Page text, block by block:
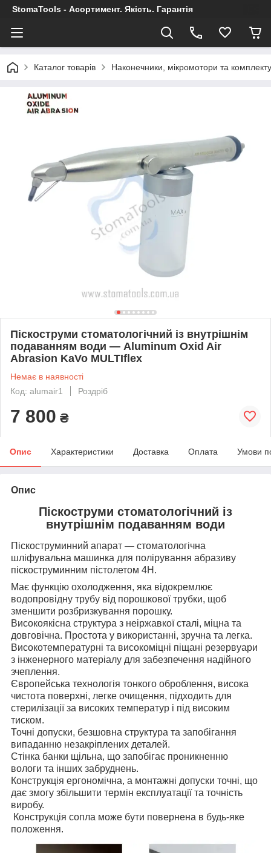
StomaTools - Асортимент. Якість. Гарантія
Каталог товарів Наконечники, мікромотори та
Піскоструми стоматологічний із внутрішнім
подаванням води — Aluminum Oxid Air
Abrasion KaVo MULTIflex
Немає в наявності
Код: alumair1
Роздріб
7 800 ₴
Опис Характеристики Доставка Оплата Умови
Опис
Піскоструми стоматологічний із
внутрішнім подаванням води
Піскоструминний апарат — стоматологічна
шліфувальна машинка для полірування абразиву
піскоструминним пістолетом 4H.
Має функцію охолодження, яка відокремлює
водопровідну трубу від порошкової трубки, щоб
зменшити розбризкування порошку.
Високоякісна структура з неіржавкої сталі, міцна та
довговічна. Простота у використанні, зручна та легка.
Високотемпературні та високоміцні піщані резервуари
з інженерного матеріалу для забезпечення надійного
зчеплення.
Європейська технологія тонкого оброблення, висока
чистота поверхні, легке очищення, підходить для
стерилізації за високих температур і під високим
тиском.
Точні допуски, безшовна структура та запобігання
випаданню незакріплених деталей.
Стінка банки щільна, що запобігає проникненню
вологи та інших забруднень.
Конструкція ергономічна, а монтажні допуски точні, що
дає змогу збільшити термін експлуатації та точність
виробу.
Конструкція сопла може бути повернена в будь-яке
положення.